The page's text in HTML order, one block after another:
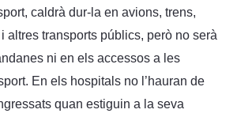
caldrà dur-la en avions, trens,
altres transports públics, però no serà
ni en els accessos a les
En els hospitals no l’hauran de
quan estiguin a la seva